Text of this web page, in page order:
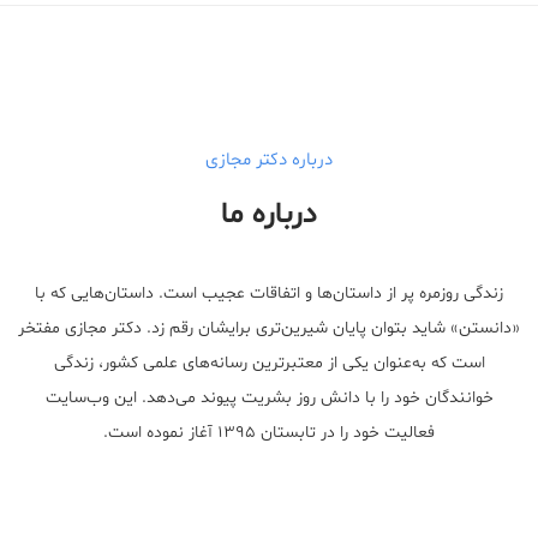
درباره دکتر مجازی
درباره ما
زندگی روزمره پر از داستان‌ها و اتفاقات عجیب است. داستان‌هایی که با
«دانستن» شاید بتوان پایان شیرین‌تری برایشان رقم زد. دکتر مجازی مفتخر
است که به‌عنوان یکی از معتبر‌ترین رسانه‌های علمی کشور، زندگی
خوانندگان خود را با دانش روز بشریت پیوند می‌دهد. این وب‌سایت
فعالیت خود را در تابستان ۱۳۹۵ آغاز نموده است.